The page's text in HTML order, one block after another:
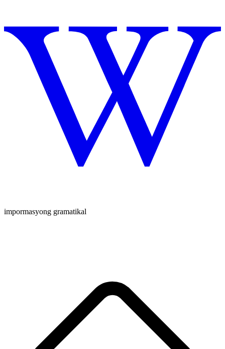
impormasyong gramatikal